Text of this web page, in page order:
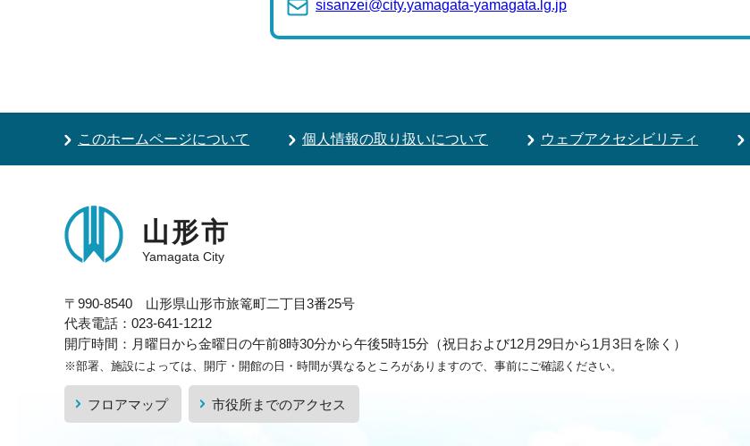
sisanzei@city.yamagata-yamagata.lg.jp
このホームページについて 個人情報の取り扱いについて ウェブアクセシビリティ
山形市
Yamagata City
〒990-8540 山形県山形市旅篭町二丁目3番25号
代表電話：023-641-1212
開庁時間：月曜日から金曜日の午前8時30分から午後5時15分（祝日および12月29日から1月3日を除く）
※部署、施設によっては、開庁・開館の日・時間が異なるところがありますので、事前にご確認ください。
フロアマップ 市役所までのアクセス